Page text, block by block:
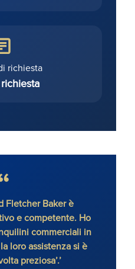
richiesta
Fletcher Baker è
e competente. Ho
commerciali in
loro assistenza si è
preziosa’.’